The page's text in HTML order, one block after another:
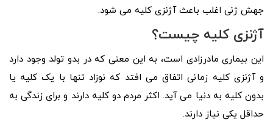
جهش ژنی اغلب باعث آژنزی کلیه می شود.
آژنزی کلیه چیست؟
این بیماری مادرزادی است، به این معنی که در بدو تولد وجود دارد
و آژنزی کلیه زمانی اتفاق می افتد که نوزاد تنها با یک کلیه یا
بدون کلیه به دنیا می آید. اکثر مردم دو کلیه دارند و برای زندگی به
حداقل یکی نیاز دارند.